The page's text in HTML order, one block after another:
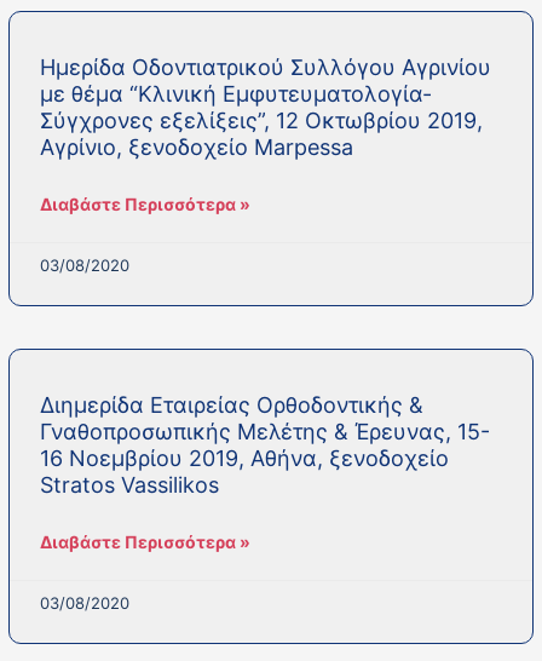
Ημερίδα Οδοντιατρικού Συλλόγου Αγρινίου
με θέμα “Κλινική Εμφυτευματολογία-
Σύγχρονες εξελίξεις”, 12 Οκτωβρίου 2019,
Αγρίνιο, ξενοδοχείο Marpessa
Διαβάστε Περισσότερα »
03/08/2020
Διημερίδα Εταιρείας Ορθοδοντικής &
Γναθοπροσωπικής Μελέτης & Έρευνας, 15-
16 Νοεμβρίου 2019, Αθήνα, ξενοδοχείο
Stratos Vassilikos
Διαβάστε Περισσότερα »
03/08/2020